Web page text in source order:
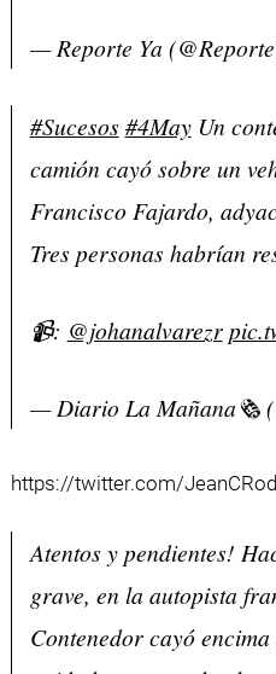
— Reporte Ya
#Sucesos #4MayUn
camión cayó sobre un
Francisco Fajardo,
Tres personas habrían
📹: @johanalvarezr
— Diario La Mañana🗞
https://twitter.com/
Atentos y pendientes!
grave, en la autopista
Contenedor cayó